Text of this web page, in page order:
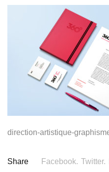
direction-artistique-
Share Facebook. Twitter.